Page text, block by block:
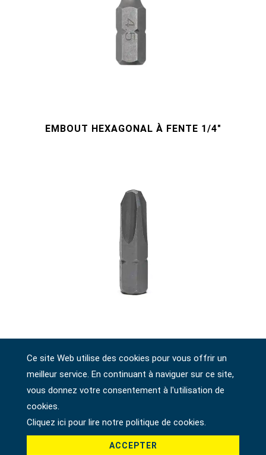
EMBOUT HEXAGONAL À FENTE 1/4"
Ce site Web utilise des cookies pour vous offrir un
meilleur service. En continuant à naviguer sur ce site,
vous donnez votre consentement à l'utilisation de
cookies.
Cliquez ici pour lire notre politique de cookies.
ACCEPTER